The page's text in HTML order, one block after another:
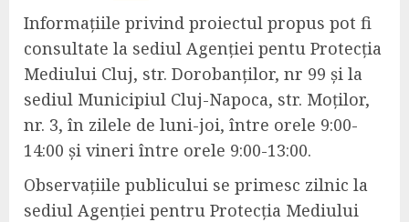
Informațiile privind proiectul propus pot fi
consultate la sediul Agenției pentu Protecția
Mediului Cluj, str. Dorobanților, nr 99 și la
sediul Municipiul Cluj-Napoca, str. Moților,
nr. 3, în zilele de luni-joi, între orele 9:00-
14:00 și vineri între orele 9:00-13:00.
Observațiile publicului se primesc zilnic la
sediul Agenției pentru Protecția Mediului